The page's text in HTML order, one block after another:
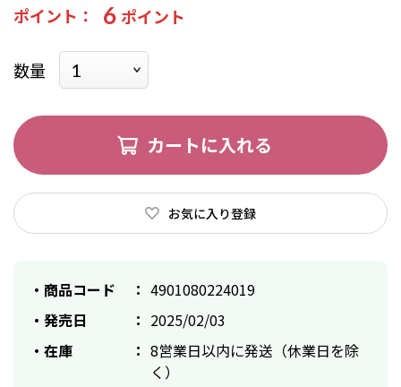
ポイント 6
数量
カートに入れる
お気に入り登録
商品コード
4901080224019
発売日
2025/02/03
在庫
8営業日以内に発送（休業日を除
く）